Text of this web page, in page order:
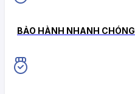
BẢO HÀNH NHANH CHÓNG